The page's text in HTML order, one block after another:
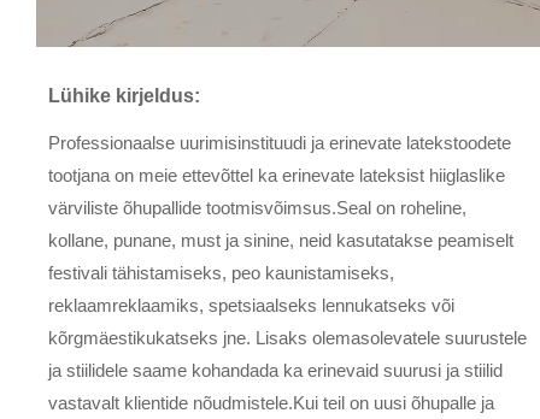
Lühike kirjeldus:
Professionaalse uurimisinstituudi ja erinevate latekstoodete
tootjana on meie ettevõttel ka erinevate lateksist hiiglaslike
värviliste õhupallide tootmisvõimsus.Seal on roheline,
kollane, punane, must ja sinine, neid kasutatakse peamiselt
festivali tähistamiseks, peo kaunistamiseks,
reklaamreklaamiks, spetsiaalseks lennukatseks või
kõrgmäestikukatseks jne. Lisaks olemasolevatele suurustele
ja stiilidele saame kohandada ka erinevaid suurusi ja stiilid
vastavalt klientide nõudmistele.Kui teil on uusi õhupalle ja